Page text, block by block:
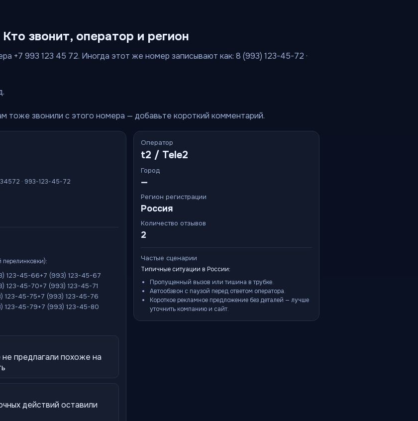
звонит, оператор и регион
+7 993 123 45 72. Иногда этот же номер записывают как: 8 (993) 123-45-72 ·
тоже звонили с этого номера — добавьте короткий комментарий.
· 993-123-45-72
перелинковки):
123-45-66+7 (993) 123-45-67
123-45-70+7 (993) 123-45-71
123-45-75+7 (993) 123-45-76
123-45-79+7 (993) 123-45-80
предлагали похоже на
действий оставили
Оператор
t2 / Tele2
Город
—
Регион регистрации
Россия
Количество отзывов
2
Частые сценарии
Типичные ситуации в России:
Пропущенный вызов или тишина в трубке.
Автообзвон с паузой перед ответом оператора.
Короткое рекламное предложение без деталей — лучше
уточнить компанию и сайт.